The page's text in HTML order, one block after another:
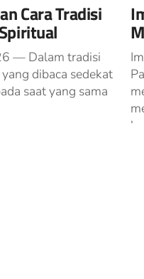
Cara Tradisi
— Dalam tradisi
dibaca sedekat
saat yang sama